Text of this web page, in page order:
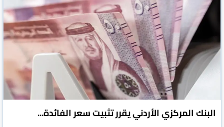
البنك المركزي الأردني يقرر تثبيت سعر الفائدة...